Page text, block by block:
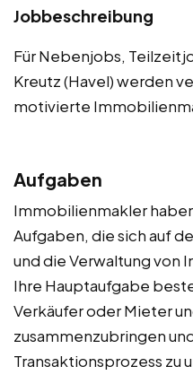
Jobbeschreibung
Für Nebenjobs,
Kreutz (Havel) werden
motivierte
Aufgaben
Immobilienmakler
Aufgaben, die sich auf
und die Verwaltung von
Ihre Hauptaufgabe
Verkäufer oder Mieter
zusammenzubringen
Transaktionsprozess zu